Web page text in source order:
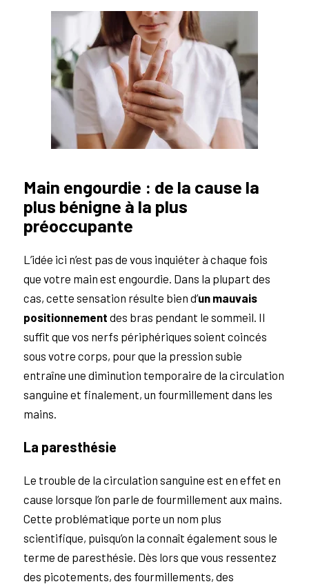
Main engourdie : de la cause la
plus bénigne à la plus
préoccupante
L’idée ici n’est pas de vous inquiéter à chaque fois
que votre main est engourdie. Dans la plupart des
cas, cette sensation résulte bien d’un mauvais
positionnement des bras pendant le sommeil. Il
suffit que vos nerfs périphériques soient coincés
sous votre corps, pour que la pression subie
entraîne une diminution temporaire de la circulation
sanguine et finalement, un fourmillement dans les
mains.
La paresthésie
Le trouble de la circulation sanguine est en effet en
cause lorsque l’on parle de fourmillement aux mains.
Cette problématique porte un nom plus
scientifique, puisqu’on la connaît également sous le
terme de paresthésie. Dès lors que vous ressentez
des picotements, des fourmillements, des